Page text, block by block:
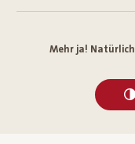
Mehr ja!